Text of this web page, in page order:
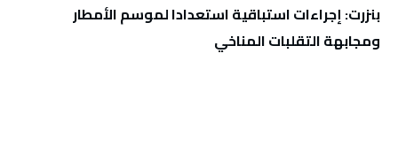
بنزرت: إجراءات استباقية استعدادا لموسم الأمطار
ومجابهة التقلبات المناخي